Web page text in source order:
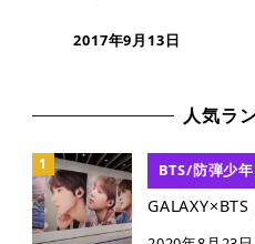
2017年9月13日
人気ラ
BTS/防弾少